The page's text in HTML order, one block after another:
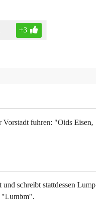
+3
Vorstadt fuhren: "Oids Eisen,
schreibt stattdessen
"Lumbm".